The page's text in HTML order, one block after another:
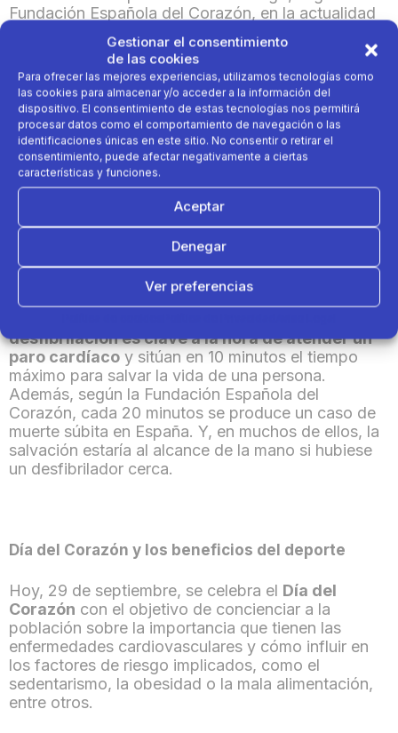
Gestionar el consentimiento
de las cookies
Para ofrecer las mejores experiencias, utilizamos tecnologías como
las cookies para almacenar y/o acceder a la información del
dispositivo. El consentimiento de estas tecnologías nos permitirá
procesar datos como el comportamiento de navegación o las
identificaciones únicas en este sitio. No consentir o retirar el
consentimiento, puede afectar negativamente a ciertas
características y funciones.
Aceptar
Denegar
Ver preferencias
Fundación Española del Corazón, en la actualidad
los datos muestran que estos dispositivos no están
tan generalizados, ya que solo 20 de cada cien
establecimientos de gran concurrencia en España
posee uno.
La instalación de los desfibriladores en los centros
Decathlon se inició en septiembre de 2018 y fue
Telefónica la compañía encargada de instalarlos en
cada una de las tiendas y almacenes que posee
Decathlon a nivel nacional. El aparato, una vez
activado en caso de emergencia, realiza
automáticamente llamadas al 112 gracias a la SIM
que incorpora la operadora y
en remoto a los
usuarios para su correcto uso.
desfibrilación es clave a la hora de atender un
paro cardíaco y sitúan en 10 minutos el tiempo
máximo para salvar la vida de una persona.
Además, según la Fundación Española del
Corazón, cada 20 minutos se produce un caso de
muerte súbita en España. Y, en muchos de ellos, la
salvación estaría al alcance de la mano si hubiese
un desfibrilador cerca.
Día del Corazón y los beneficios del deporte
Hoy, 29 de septiembre, se celebra el Día del
Corazón con el objetivo de concienciar a la
población sobre la importancia que tienen las
enfermedades cardiovasculares y cómo influir en
los factores de riesgo implicados, como el
sedentarismo, la obesidad o la mala alimentación,
entre otros.